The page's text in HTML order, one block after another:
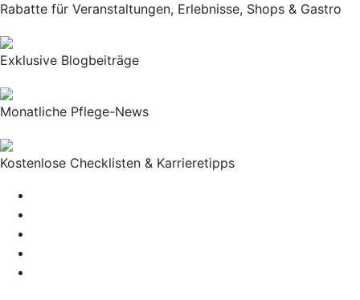
Rabatte für Veranstaltungen, Erlebnisse, Shops & Gastro
Exklusive Blogbeiträge
Monatliche Pflege-News
Kostenlose Checklisten & Karrieretipps